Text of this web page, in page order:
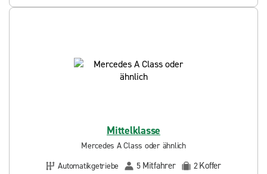
Mittelklasse
Mercedes A Class oder ähnlich
Automatikgetriebe
5 Mitfahrer 2Koffer